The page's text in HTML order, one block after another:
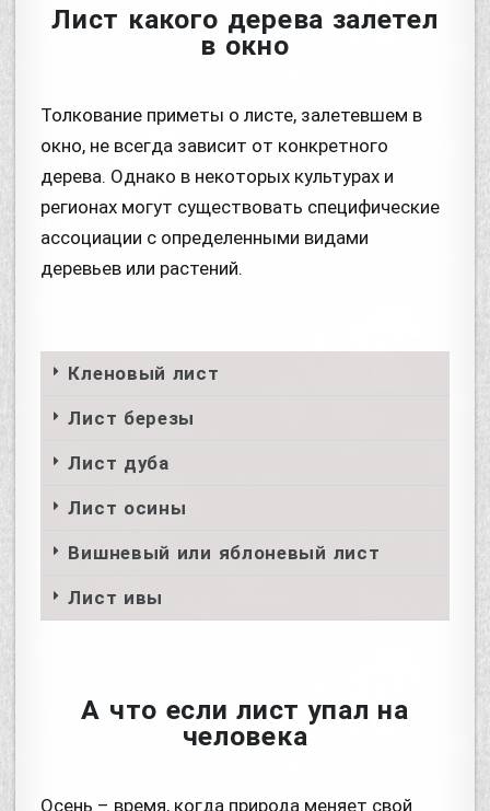
Лист какого дерева залетел
в окно
Толкование приметы о листе, залетевшем в
окно, не всегда зависит от конкретного
дерева. Однако в некоторых культурах и
регионах могут существовать специфические
ассоциации с определенными видами
деревьев или растений.
Кленовый лист
Лист березы
Лист дуба
Лист осины
Вишневый или яблоневый лист
Лист ивы
А что если лист упал на
человека
Осень – время, когда природа меняет свой